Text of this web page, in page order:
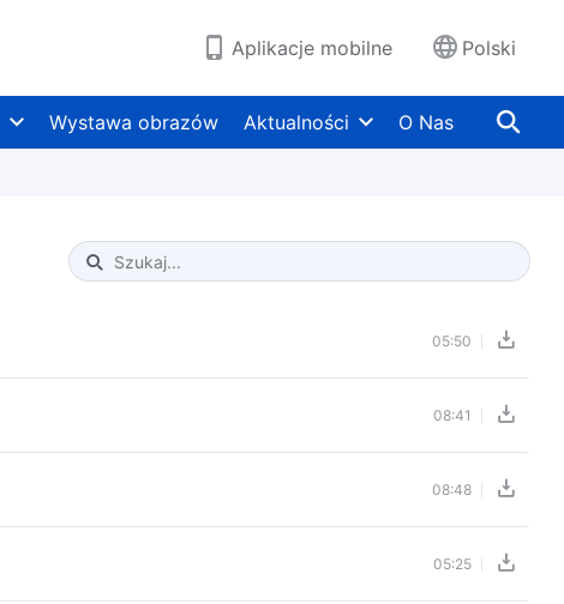
Aplikacje mobilne Polski
Wystawa obrazów Aktualności O Nas
Type 1 or more characters for results.
05:50
08:41
08:48
05:25